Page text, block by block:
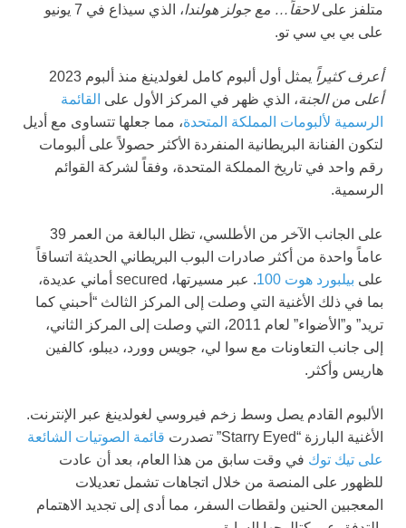
متلفز علىلاحقاً… مع جولز هولندا
، الذي سيذاع في 7 يونيو
على بي بي سي تو.
أعرف كثيراً يمثل أول ألبوم كامل لغولدينغ منذ ألبوم 2023
أعلى من الجنة، الذي ظهر في المركز الأول على القائمة
الرسمية لألبومات المملكة المتحدة، مما جعلها تتساوى مع أديل
لتكون الفنانة البريطانية المنفردة الأكثر حصولاً على ألبومات
رقم واحد في تاريخ المملكة المتحدة، وفقاً لشركة القوائم
الرسمية.
على الجانب الآخر من الأطلسي، تظل البالغة من العمر 39
عاماً واحدة من أكثر صادرات البوب البريطاني الحديثة اتساقاً
على بيلبورد هوت 100
. عبر مسيرتها، secured أماني عديدة،
بما في ذلك الأغنية التي وصلت إلى المركز الثالث “أحبني كما
تريد” و”الأضواء” لعام 2011، التي وصلت إلى المركز الثاني،
إلى جانب التعاونات مع سوا لي، جويس وورد، ديبلو، كالفين
هاريس وأكثر.
الألبوم القادم يصل وسط زخم فيروسي لغولدينغ عبر الإنترنت.
الأغنية البارزة “Starry Eyed” تصدرت
قائمة الصوتيات الشائعة
على تيك توك في وقت سابق من هذا العام، بعد أن عادت
للظهور على المنصة من خلال اتجاهات تشمل تعديلات
المعجبين الحنين ولقطات السفر، مما أدى إلى تجديد الاهتمام